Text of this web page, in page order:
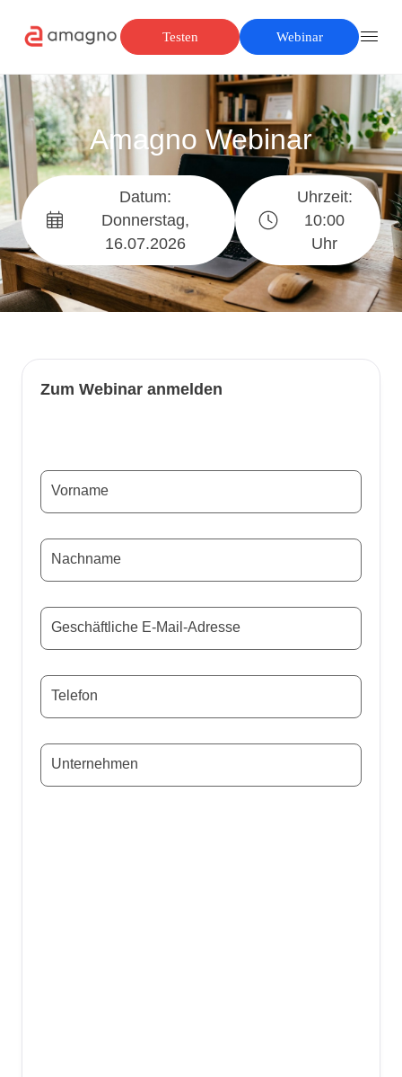
Testen Webinar
Amagno Webinar
Datum:
Donnerstag,
16.07.2026
Uhrzeit:
10:00
Uhr
Zum Webinar anmelden
Vorname
Nachname
Geschäftliche E-Mail-Adresse
Telefon
Unternehmen